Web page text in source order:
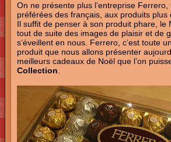
On ne présente plus l’entreprise
préférées des français, aux produits plus
Il suffit de penser à son produit phare, le
tout de suite des images de plaisir et de
s’éveillent en nous. Ferrero, c’est toute
produit que nous allons présenter
meilleurs cadeaux de Noël que l’on
Collection